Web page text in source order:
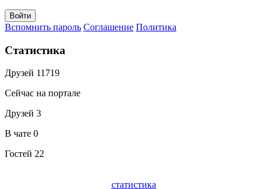
Вспомнить пароль Соглашение Политика
Статистика
Друзей 11719
Сейчас на портале
Друзей 3
В чате 0
Гостей 22
статистика